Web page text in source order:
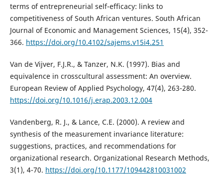
terms of entrepreneurial self-efficacy: links to
competitiveness of South African ventures. South African
Journal of Economic and Management Sciences, 15(4), 352-
366. https://doi.org/10.4102/sajems.v15i4.251
Van de Vijver, F.J.R., & Tanzer, N.K. (1997). Bias and
equivalence in crosscultural assessment: An overview.
European Review of Applied Psychology, 47(4), 263-280.
https://doi.org/10.1016/j.erap.2003.12.004
Vandenberg, R. J., & Lance, C.E. (2000). A review and
synthesis of the measurement invariance literature:
suggestions, practices, and recommendations for
organizational research. Organizational Research Methods,
3(1), 4-70. https://doi.org/10.1177/109442810031002